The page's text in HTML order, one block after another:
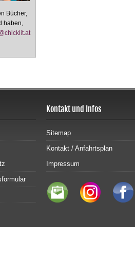
Bücher,
haben,
Kontakt und Infos
Sitemap
Kontakt / Anfahrtsplan
Impressum